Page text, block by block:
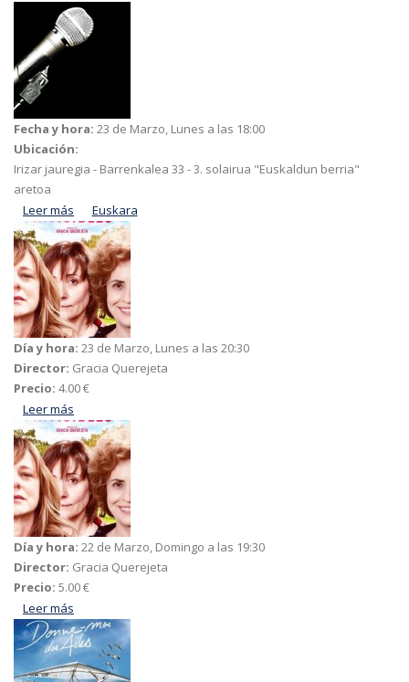
Fecha y hora: 23 de Marzo, Lunes a las 18:00
Ubicación:
Irizar jauregia - Barrenkalea 33 - 3. solairua "Euskaldun berria"
aretoa
Leer más acerca de Lanbideetako genero moldeak apurtzen
Euskara
Día y hora: 23 de Marzo, Lunes a las 20:30
Director: Gracia Querejeta
Precio: 4.00 €
Leer más
Día y hora: 22 de Marzo, Domingo a las 19:30
Director: Gracia Querejeta
Precio: 5.00 €
Leer más